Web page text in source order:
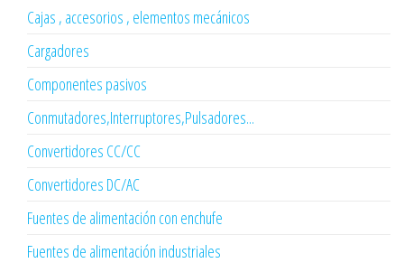
Cajas , accesorios , elementos mecánicos
Cargadores
Componentes pasivos
Conmutadores,Interruptores,Pulsadores...
Convertidores CC/CC
Convertidores DC/AC
Fuentes de alimentación con enchufe
Fuentes de alimentación industriales